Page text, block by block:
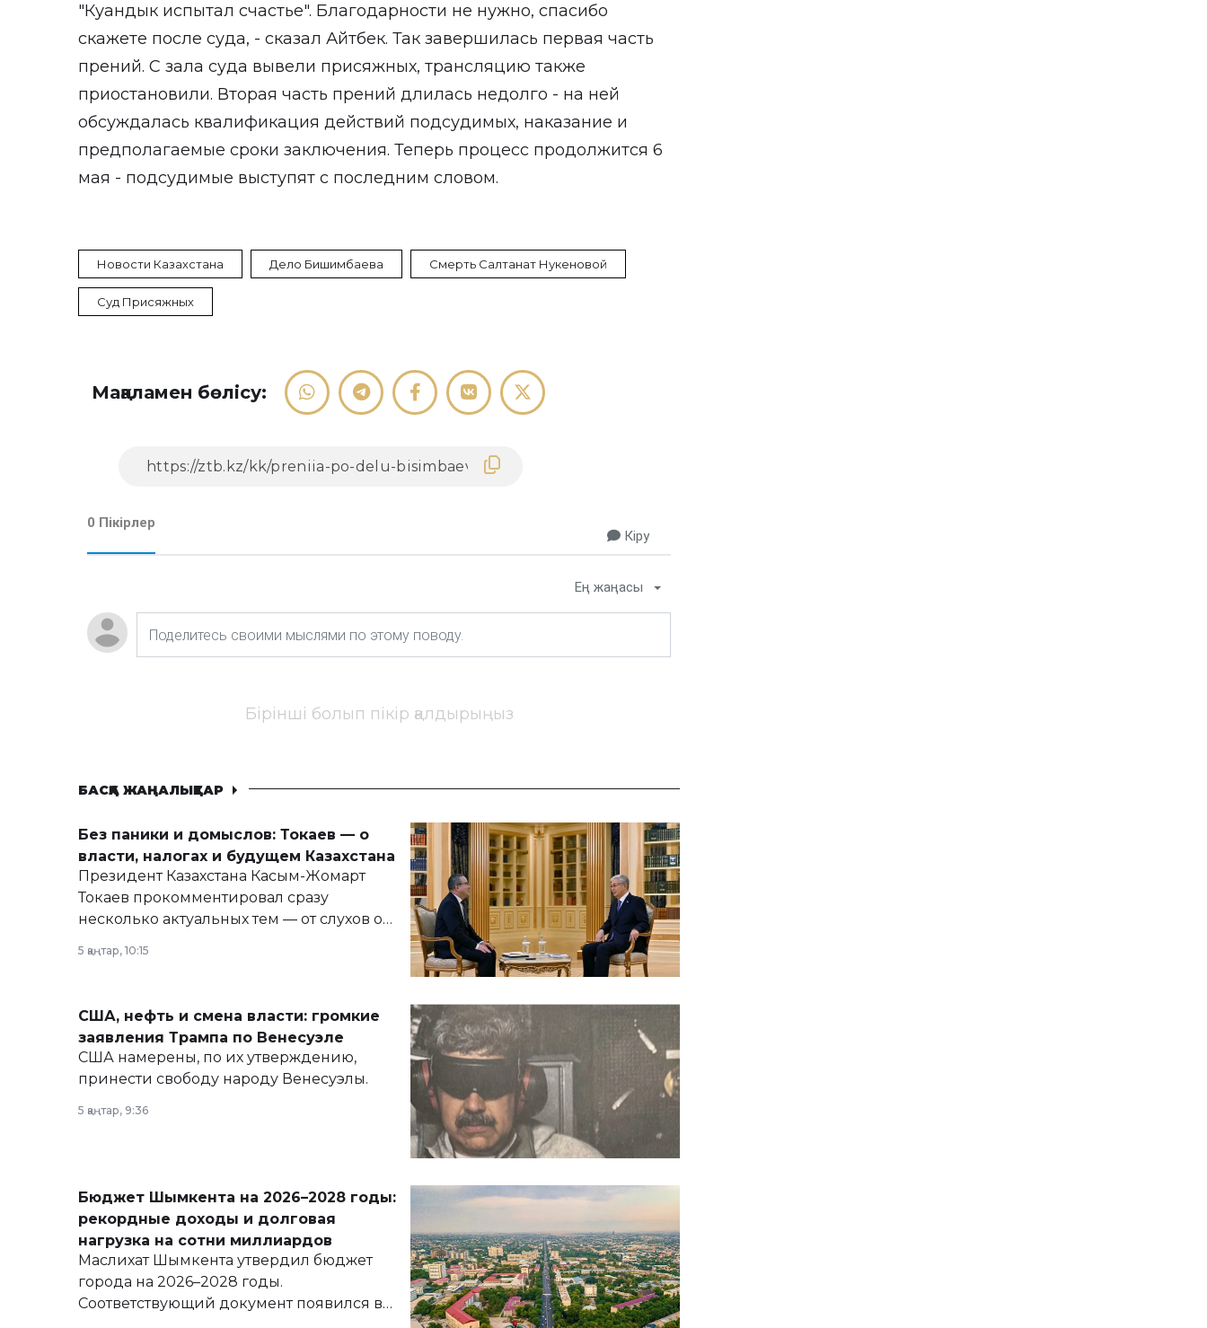
"Куандык испытал счастье". Благодарности не нужно, спасибо
скажете после суда, - сказал Айтбек. Так завершилась первая часть
прений. С зала суда вывели присяжных, трансляцию также
приостановили. Вторая часть прений длилась недолго - на ней
обсуждалась квалификация действий подсудимых, наказание и
предполагаемые сроки заключения. Теперь процесс продолжится 6
мая - подсудимые выступят с последним словом.
Новости Казахстана Дело Бишимбаева Смерть Салтанат Нукеновой
Суд Присяжных
Мақаламен бөлісу:
0 Пікірлер
Кіру
Ең жаңасы
Бірінші болып пікір қалдырыңыз
БАСҚА ЖАҢАЛЫҚТАР
Без паники и домыслов: Токаев — о
власти, налогах и будущем Казахстана
Президент Казахстана Касым-Жомарт
Токаев прокомментировал сразу
несколько актуальных тем — от слухов о
армии, экономики и личного здоровья.
5 қаңтар, 10:15
США, нефть и смена власти: громкие
заявления Трампа по Венесуэле
США намерены, по их утверждению,
принести свободу народу Венесуэлы.
5 қаңтар, 9:36
Бюджет Шымкента на 2026–2028 годы:
рекордные доходы и долговая
нагрузка на сотни миллиардов
Маслихат Шымкента утвердил бюджет
города на 2026–2028 годы.
Соответствующий документ появился в